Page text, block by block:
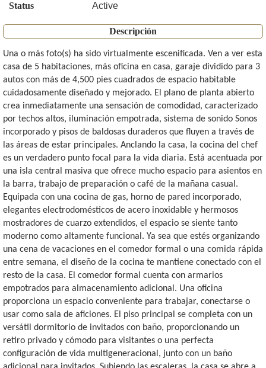
Status Active
Descripción
Una o más foto(s) ha sido virtualmente escenificada. Ven a ver esta
casa de 5 habitaciones, más oficina en casa, garaje dividido para 3
autos con más de 4,500 pies cuadrados de espacio habitable
cuidadosamente diseñado y mejorado. El plano de planta abierto
crea inmediatamente una sensación de comodidad, caracterizado
por techos altos, iluminación empotrada, sistema de sonido Sonos
incorporado y pisos de baldosas duraderos que fluyen a través de
las áreas de estar principales. Anclando la casa, la cocina del chef
es un verdadero punto focal para la vida diaria. Está acentuada por
una isla central masiva que ofrece mucho espacio para asientos en
la barra, trabajo de preparación o café de la mañana casual.
Equipada con una cocina de gas, horno de pared incorporado,
elegantes electrodomésticos de acero inoxidable y hermosos
mostradores de cuarzo extendidos, el espacio se siente tanto
moderno como altamente funcional. Ya sea que estés organizando
una cena de vacaciones en el comedor formal o una comida rápida
entre semana, el diseño de la cocina te mantiene conectado con el
resto de la casa. El comedor formal cuenta con armarios
empotrados para almacenamiento adicional. Una oficina
proporciona un espacio conveniente para trabajar, conectarse o
usar como sala de aficiones. El piso principal se completa con un
versátil dormitorio de invitados con baño, proporcionando un
retiro privado y cómodo para visitantes o una perfecta
configuración de vida multigeneracional, junto con un baño